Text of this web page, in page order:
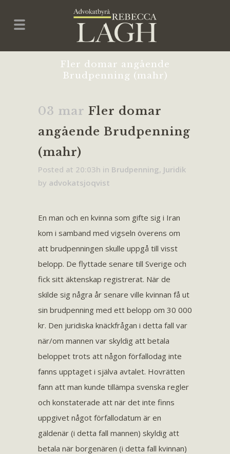
Fler domar angående
Brudpenning (mahr)
03 mar Fler domar
angående Brudpenning
(mahr)
Posted at 20:03h in Brudpenning, Juridik
by advokatsjoqvist
En man och en kvinna som gifte sig i Iran
kom i samband med vigseln överens om
att brudpenningen skulle uppgå till visst
belopp. De flyttade senare till Sverige och
fick sitt äktenskap registrerat. När de
skilde sig några år senare ville kvinnan få ut
sin brudpenning med ett belopp om 30 000
kr. Den juridiska knäckfrågan i detta fall var
när/om mannen var skyldig att betala
beloppet trots att någon förfallodag inte
fanns upptaget i själva avtalet. Hovrätten
fann att man kunde tillämpa svenska regler
och konstaterade att när det inte finns
uppgivet något förfallodatum är en
gäldenär (i detta fall mannen) skyldig att
betala när borgenären (i detta fall kvinnan)